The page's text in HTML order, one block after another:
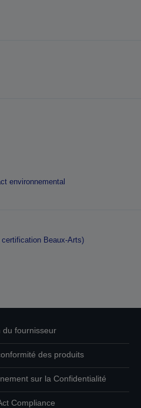
environnemental
Beaux-Arts)
du fournisseur
des produits
sur la Confidentialité
Compliance